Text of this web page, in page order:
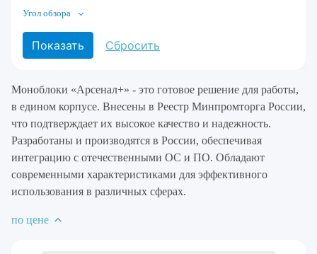
Угол обзора
Моноблоки «Арсенал+» - это готовое решение для работы,
в едином корпусе. Внесены в Реестр Минпромторга России,
что подтверждает их высокое качество и надежность.
Разработаны и производятся в России, обеспечивая
интеграцию с отечественными ОС и ПО. Обладают
современными характеристиками для эффективного
использования в различных сферах.
по цене